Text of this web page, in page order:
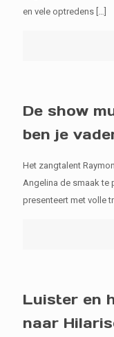
en vele optredens
De show
ben je
Het zangtalent
Angelina de smaak te
presenteert met volle
Luister en
naar